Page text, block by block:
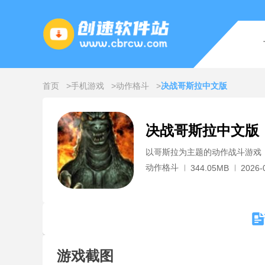
首页 手机游戏 动作格斗 决战哥斯拉中文版
决战哥斯拉中文版
以哥斯拉为主题的动作战斗游戏
动作格斗
344.05MB 2026-
游戏截图